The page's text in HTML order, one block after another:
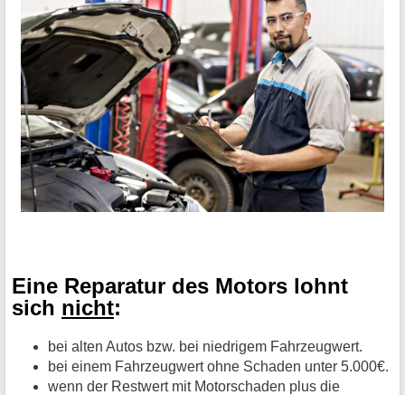
Eine Reparatur des Motors lohnt
sich nicht:
bei alten Autos bzw. bei niedrigem Fahrzeugwert.
bei einem Fahrzeugwert ohne Schaden unter 5.000€.
wenn der Restwert mit Motorschaden plus die